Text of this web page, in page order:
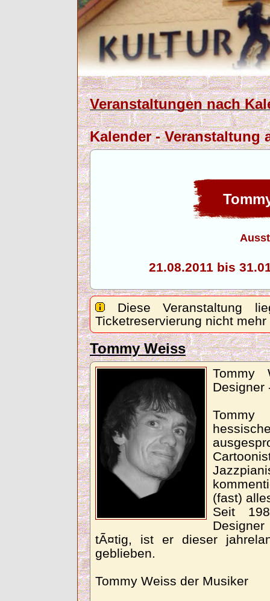
Veranstaltungen nach
Kalender - Veranstaltung
21.08.2011 bis
Diese Veranstaltung
Ticketreservierung nicht
Tommy Weiss
Tommy
Designer
(fast)
Seit
tÃ¤tig, ist er dieser
geblieben.
Tommy Weiss der Musiker